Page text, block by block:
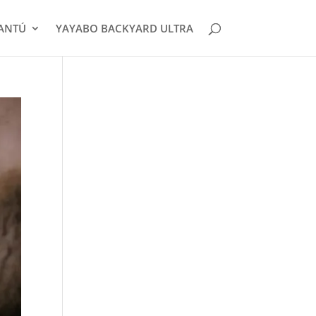
YAYABO BACKYARD ULTRA